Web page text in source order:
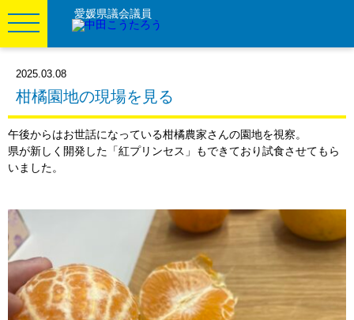
愛媛県議会議員
2025.03.08
柑橘園地の現場を見る
午後からはお世話になっている柑橘農家さんの園地を視察。
県が新しく開発した「紅プリンセス」もできており試食させてもら
いました。